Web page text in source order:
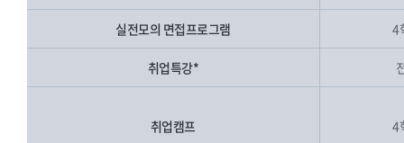
실전모의 면접프로그램 4
취업특강*
취업캠프 4